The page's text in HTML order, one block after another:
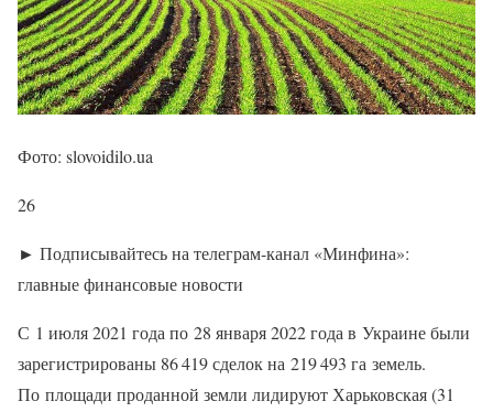
Фото: slovoidilo.ua
26
► Подписывайтесь на телеграм-канал «Минфина»:
главные финансовые новости
С 1 июля 2021 года по 28 января 2022 года в Украине были
зарегистрированы 86 419 сделок на 219 493 га земель.
По площади проданной земли лидируют Харьковская (31